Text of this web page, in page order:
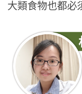
大類食物也都必